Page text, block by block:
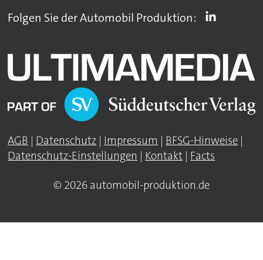
Folgen Sie der Automobil Produktion:
AGB | Datenschutz | Impressum | BFSG-Hinweise |
Datenschutz-Einstellungen | Kontakt | Facts
© 2026 automobil-produktion.de